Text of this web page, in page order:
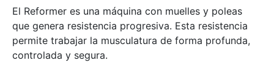
El Reformer es una máquina con muelles y poleas
que genera resistencia progresiva. Esta resistencia
permite trabajar la musculatura de forma profunda,
controlada y segura.